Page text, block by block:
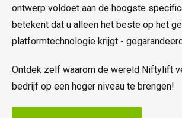
ontwerp voldoet aan de hoogste
betekent dat u alleen het beste op het
platformtechnologie krijgt -
Ontdek zelf waarom de wereld Niftylift
bedrijf op een hoger niveau te brengen!